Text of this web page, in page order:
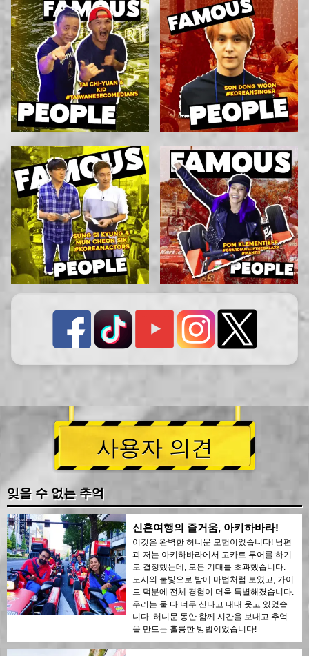
사용자 의견
잊을 수 없는 추억
신혼여행의 즐거움, 아키하바라!
이것은 완벽한 허니문 모험이었습니다! 남편
과 저는 아키하바라에서 고카트 투어를 하기
로 결정했는데, 모든 기대를 초과했습니다.
도시의 불빛으로 밤에 마법처럼 보였고, 가이
드 덕분에 전체 경험이 더욱 특별해졌습니다.
우리는 둘 다 너무 신나고 내내 웃고 있었습
니다. 허니문 동안 함께 시간을 보내고 추억
을 만드는 훌륭한 방법이었습니다!